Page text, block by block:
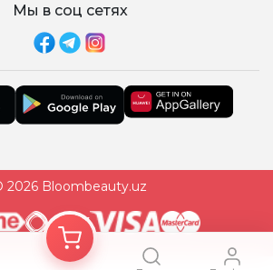
Мы в соц сетях
2026 Bloombeauty.uz